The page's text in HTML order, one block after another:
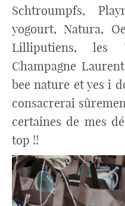
Schtroumpfs,
yogourt, Natura,
Lilliputiens, les
Champagne
bee nature et yes i
consacrerai
certaines de mes
top !!